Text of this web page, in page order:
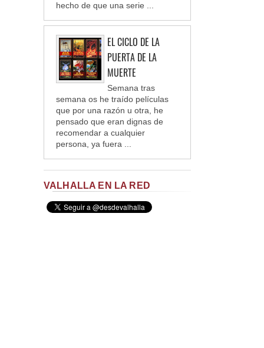
hecho de que una serie ...
EL CICLO DE LA
PUERTA DE LA
MUERTE
Semana tras
semana os he traído películas
que por una razón u otra, he
pensado que eran dignas de
recomendar a cualquier
persona, ya fuera ...
VALHALLA EN LA RED